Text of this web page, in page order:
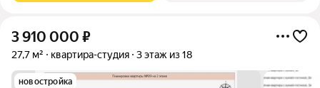
3 910 000 ₽
27,7 м² квартира-студия 3 этаж из 18
новостройка